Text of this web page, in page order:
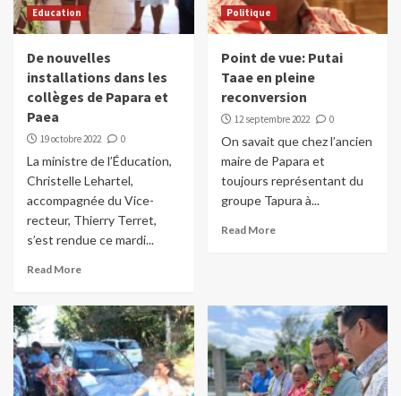
Education
De nouvelles
installations dans les
collèges de Papara et
Paea
19 octobre 2022 0
La ministre de l’Éducation,
Christelle Lehartel,
accompagnée du Vice-
recteur, Thierry Terret,
s’est rendue ce mardi...
Read More
Politique
Point de vue: Putai
Taae en pleine
reconversion
12 septembre 2022 0
On savait que chez l’ancien
maire de Papara et
toujours représentant du
groupe Tapura à...
Read More